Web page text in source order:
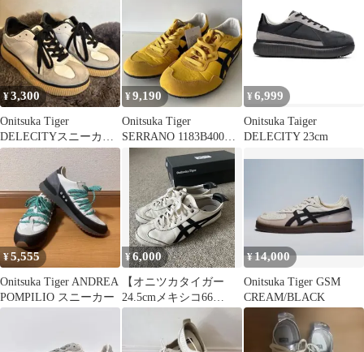
ドリュー 25cm
¥3,300
Onitsuka Tiger
DELECITYスニーカ
ー 25センチ
¥9,190
Onitsuka Tiger
SERRANO 1183B400
¥ 6,999
Onitsuka Taiger
DELECITY 23cm
¥5,555
Onitsuka Tiger ANDREA
POMPILIO スニーカー
¥6,000
【オニツカタイガー
24.5cmメキシコ66
MEXICO 66】
¥14,000
Onitsuka Tiger GSM
CREAM/BLACK